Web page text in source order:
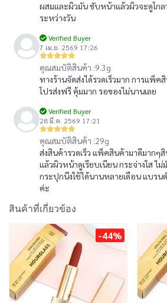
ผสมและผิวมัน ซับหน้าแล้วผิวจะดูโกล
ระหว่างวัน
Verified Buyer
7 เม.ย. 2569 17:26
คุณสมบัติสินค้า :9.3g
ทางร้านจัดส่งได้รวดเร็วมาก การแพ็ค
โปรส่งฟรี คุ้มมาก รอของไม่นานเลย
Verified Buyer
28 มี.ค. 2569 17:21
คุณสมบัติสินค้า :29g
ส่งสินค้ารวดเร็ว แพ็คสินค้ามาดีมากๆ
แล้วผิวหน้าดูเรียบเนียน กระจ่างใส ไ
กระปุกนึงใช้ได้นานหลายเดือน แบรน
ค่ะ
สินค้าที่เกี่ยวข้อง
-44%